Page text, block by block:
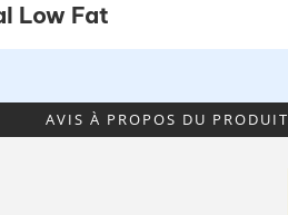
Low Fat
AVIS À PROPOS DU PRODUIT